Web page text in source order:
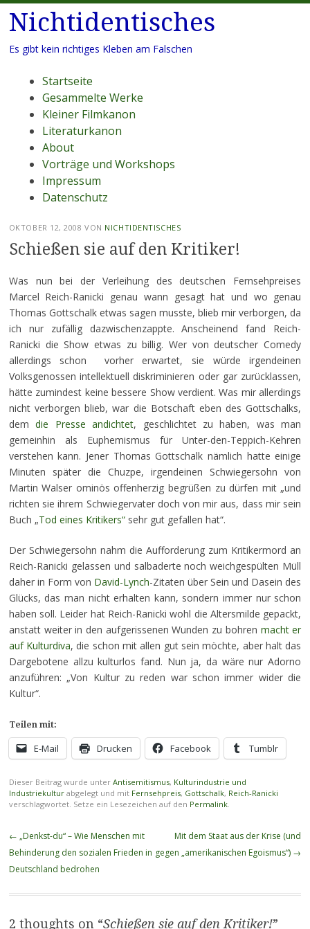
Nichtidentisches
Es gibt kein richtiges Kleben am Falschen
Menü
Zum
Inhalt
springen
Startseite
Gesammelte Werke
Kleiner Filmkanon
Literaturkanon
About
Vorträge und Workshops
Impressum
Datenschutz
OKTOBER 12, 2008 VON NICHTIDENTISCHES
Schießen sie auf den Kritiker!
Was nun bei der Verleihung des deutschen Fernsehpreises
Marcel Reich-Ranicki genau wann gesagt hat und wo genau
Thomas Gottschalk etwas sagen musste, blieb mir verborgen, da
ich nur zufällig dazwischenzappte. Anscheinend fand Reich-
Ranicki die Show etwas zu billig. Wer von deutscher Comedy
allerdings schon vorher erwartet, sie würde irgendeinen
Volksgenossen intellektuell diskriminieren oder gar zurücklassen,
hätte zumindest keine bessere Show verdient. Was mir allerdings
nicht verborgen blieb, war die Botschaft eben des Gottschalks,
demdie Presse andichtet, geschlichtet zu haben, was man
gemeinhin als Euphemismus für Unter-den-Teppich-Kehren
verstehen kann. Jener Thomas Gottschalk nämlich hatte einige
Minuten später die Chuzpe, irgendeinen Schwiegersohn von
Martin Walser ominös offenherzig begrüßen zu dürfen mit „und
richten sie ihrem Schwiegervater doch von mir aus, dass mir sein
Buch „Tod eines Kritikers“sehr gut gefallen hat“.
Der Schwiegersohn nahm die Aufforderung zum Kritikermord an
Reich-Ranicki gelassen und salbaderte noch weichgespülten Müll
daher in Form von David-Lynch-Zitaten über Sein und Dasein des
Glücks, das man nicht erhalten kann, sondern immer nur schon
haben soll. Leider hat Reich-Ranicki wohl die Altersmilde gepackt,
anstatt weiter in den aufgerissenen Wunden zu bohren macht er
auf Kulturdiva, die schon mit allen gut sein möchte, aber halt das
Dargebotene allzu kulturlos fand. Nun ja, da wäre nur Adorno
anzuführen: „Von Kultur zu reden war schon immer wider die
Kultur“.
Teilen mit:
E-Mail Drucken Facebook Tumblr
Dieser Beitrag wurde unter Antisemitismus, Kulturindustrie und
Industriekulturabgelegt und mit Fernsehpreis, Gottschalk, Reich-Ranicki
verschlagwortet. Setze ein Lesezeichen auf den Permalink.
Beitragsnavigation
← „Denkst-du“ – Wie Menschen mit
Behinderung den sozialen Frieden in
Deutschland bedrohen
Mit dem Staat aus der Krise (und
gegen „amerikanischen Egoismus“) →
2 thoughts on “Schießen sie auf den Kritiker!”